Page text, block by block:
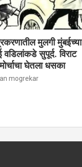
मुलगी मुंबईच्या
सुपूर्द. विराट
घेतला धसका
mogrekar